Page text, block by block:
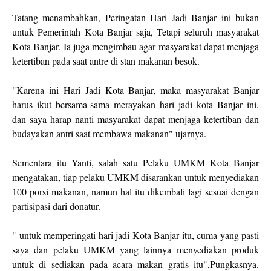
Tatang menambahkan, Peringatan Hari Jadi Banjar ini bukan
untuk Pemerintah Kota Banjar saja, Tetapi seluruh masyarakat
Kota Banjar. Ia juga mengimbau agar masyarakat dapat menjaga
ketertiban pada saat antre di stan makanan besok.
"Karena ini Hari Jadi Kota Banjar, maka masyarakat Banjar
harus ikut bersama-sama merayakan hari jadi kota Banjar ini,
dan saya harap nanti masyarakat dapat menjaga ketertiban dan
budayakan antri saat membawa makanan" ujarnya.
Sementara itu Yanti, salah satu Pelaku UMKM Kota Banjar
mengatakan, tiap pelaku UMKM disarankan untuk menyediakan
100 porsi makanan, namun hal itu dikembali lagi sesuai dengan
partisipasi dari donatur.
" untuk memperingati hari jadi Kota Banjar itu, cuma yang pasti
saya dan pelaku UMKM yang lainnya menyediakan produk
untuk di sediakan pada acara makan gratis itu",Pungkasnya.